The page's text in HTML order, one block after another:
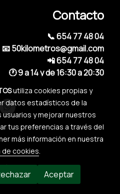
Contacto
📞 654 77 48 04
📧 50kilometros@gmail.com
📲 654 77 48 04
🕐 9 a 14 y de 16:30 a 20:30
utiliza cookies propias y
datos estadísticos de la
y mejorar nuestros
tus preferencias a través del
más información en nuestra
cookies.
Aceptar